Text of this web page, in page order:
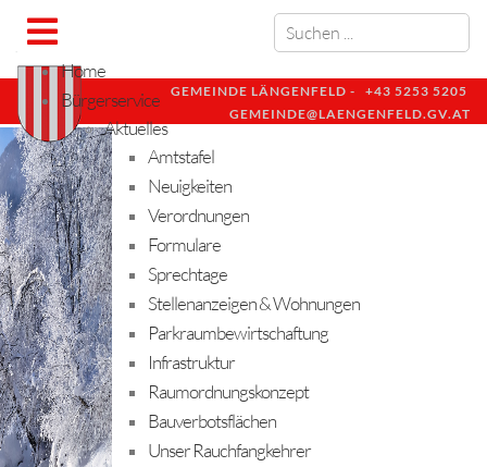
GEMEINDE LÄNGENFELD - +43 5253 5205
GEMEINDE@LAENGENFELD.GV.AT
Home
Bürgerservice
Aktuelles
Amtstafel
Neuigkeiten
Verordnungen
Formulare
Sprechtage
Stellenanzeigen & Wohnungen
Parkraumbewirtschaftung
Infrastruktur
Raumordnungskonzept
Bauverbotsflächen
Unser Rauchfangkehrer